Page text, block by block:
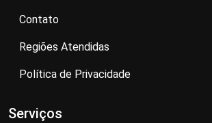
Contato
Regiões Atendidas
Política de Privacidade
Serviços